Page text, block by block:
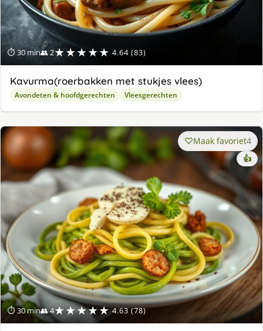
⏱ 30 min👥 2★★★★★ 4.64 (83)
Kavurma(roerbakken met stukjes vlees)
Avondeten & hoofdgerechten Vleesgerechten
⏱ 30 min👥 4★★★★★ 4.63 (78)
Maak favoriet4
👍